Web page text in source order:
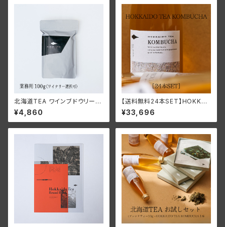
北海道TEA ワインブドウリーフ
ティー2025 ＜業務用100g
（ワイナリー選択可）＞
¥4,860
【送料無料24本SET】HOKKAI
DO TEA KOMBUCHA
¥33,696